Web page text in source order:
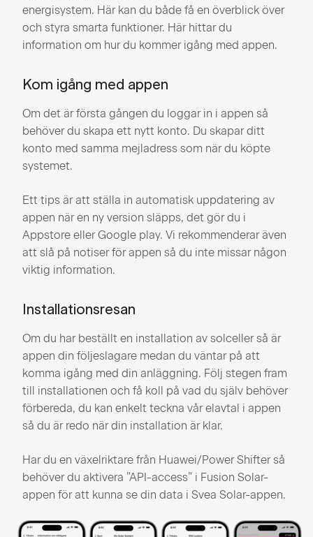
energisystem. Här kan du både få en överblick över
och styra smarta funktioner. Här hittar du
information om hur du kommer igång med appen.
Kom igång med appen
Om det är första gången du loggar in i appen så
behöver du skapa ett nytt konto. Du skapar ditt
konto med samma mejladress som när du köpte
systemet.
Ett tips är att ställa in automatisk uppdatering av
appen när en ny version släpps, det gör du i
Appstore eller Google play. Vi rekommenderar även
att slå på notiser för appen så du inte missar någon
viktig information.
Installationsresan
Om du har beställt en installation av solceller så är
appen din följeslagare medan du väntar på att
komma igång med din anläggning. Följ stegen fram
till installationen och få koll på vad du själv behöver
förbereda, du kan enkelt teckna vår elavtal i appen
så du är redo när din installation är klar.
Har du en växelriktare från Huawei/Power Shifter så
behöver du aktivera ”API-access” i Fusion Solar-
appen för att kunna se din data i Svea Solar-appen.